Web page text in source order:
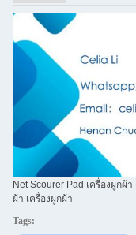
Net Scourer Pad เครื่องผูกผ้
ผ้า เครื่องผูกผ้า
Tags: